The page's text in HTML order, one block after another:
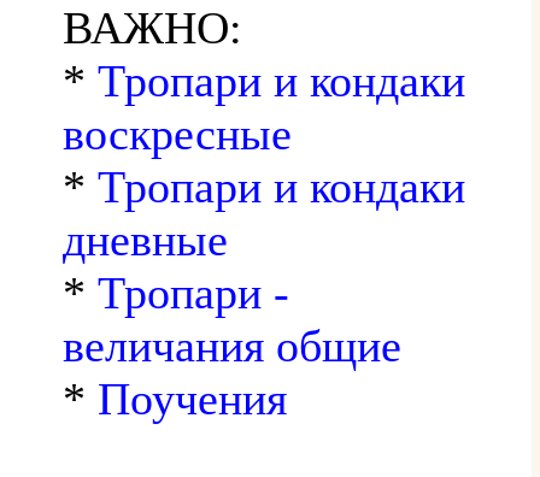
ВАЖНО:
* Тропари и кондаки
воскресные
* Тропари и кондаки
дневные
* Тропари -
величания общие
* Поучения